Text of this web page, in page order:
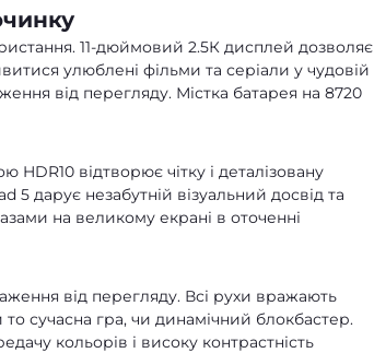
11-дюймовий 2.5К дисплей дозволяє
улюблені фільми та серіали у чудовій
від перегляду. Містка батарея на 8720
відтворює чітку і деталізовану
дарує незабутній візуальний досвід та
на великому екрані в оточенні
від перегляду. Всі рухи вражають
сучасна гра, чи динамічний блокбастер.
кольорів і високу контрастність